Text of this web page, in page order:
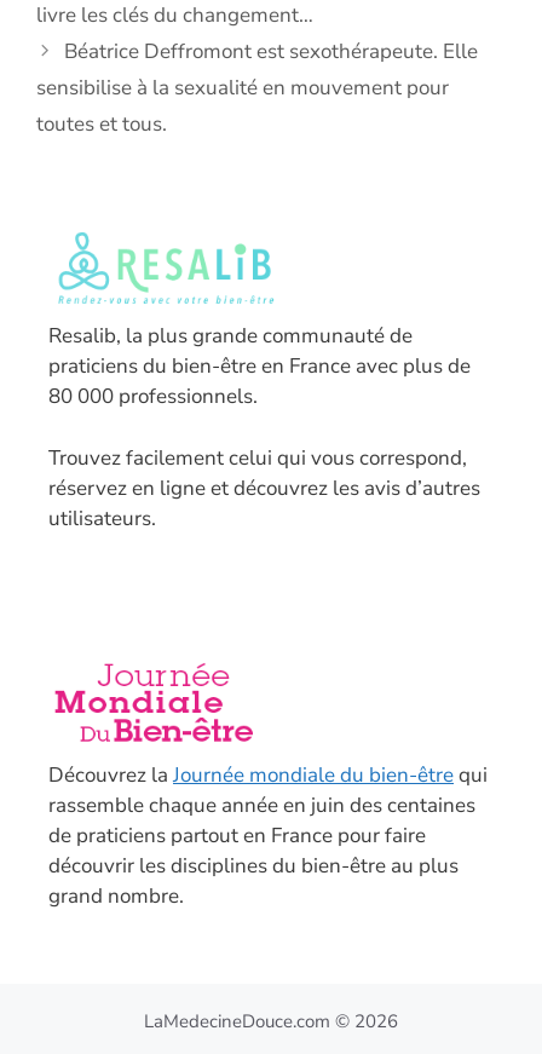
livre les clés du changement…
Béatrice Deffromont est sexothérapeute. Elle
sensibilise à la sexualité en mouvement pour
toutes et tous.
Resalib, la plus grande communauté de
praticiens du bien-être en France avec plus de
80 000 professionnels.
Trouvez facilement celui qui vous correspond,
réservez en ligne et découvrez les avis d’autres
utilisateurs.
Découvrez laJournée mondiale du bien-êtrequi
rassemble chaque année en juin des centaines
de praticiens partout en France pour faire
découvrir les disciplines du bien-être au plus
grand nombre.
LaMedecineDouce.com © 2026